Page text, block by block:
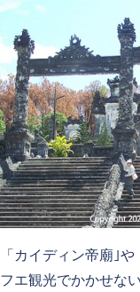
「カイディン帝廟｣
フエ観光でかかせな